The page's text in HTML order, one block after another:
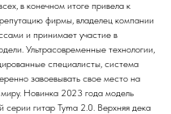
в конечном итоге привела к
фирмы, владелец компании
и принимает участие в
Ультрасовременные технологии,
специалисты, система
завоевывать свое место на
Новинка 2023 года модель
серии гитар Tyma 2.0. Верхняя дека